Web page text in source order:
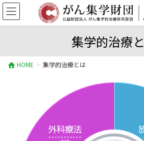
集学的治療
HOME 集学的治療とは